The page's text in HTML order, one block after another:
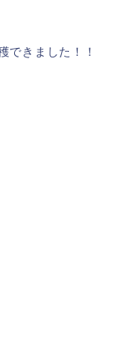
できました！！